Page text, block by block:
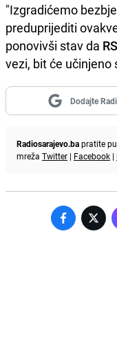
"Izgradićemo
preduprijediti
ponovivši stav da
vezi, bit će učinjeno
Dodajte
Radiosarajevo.bapratite
mreža Twitter | Facebook |